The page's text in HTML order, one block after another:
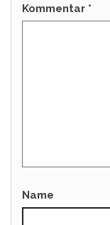
Kommentar *
Name